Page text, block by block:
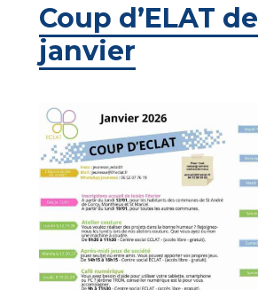
Coup d’ELAT de
janvier